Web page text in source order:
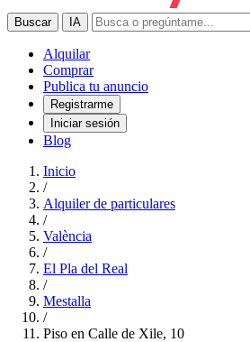
Buscar IA
Alquilar
Comprar
Publica tu anuncio
Registrarme
Iniciar sesión
Blog
Inicio
/
Alquiler de particulares
/
València
/
El Pla del Real
/
Mestalla
/
Piso en Calle de Xile, 10